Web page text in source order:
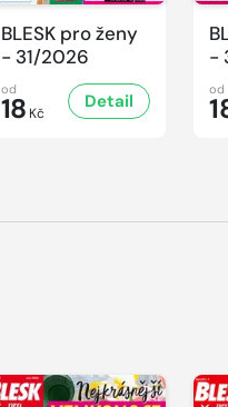
BLESK pro ženy
- 31/2026
od
18 Kč
Detail
-
od